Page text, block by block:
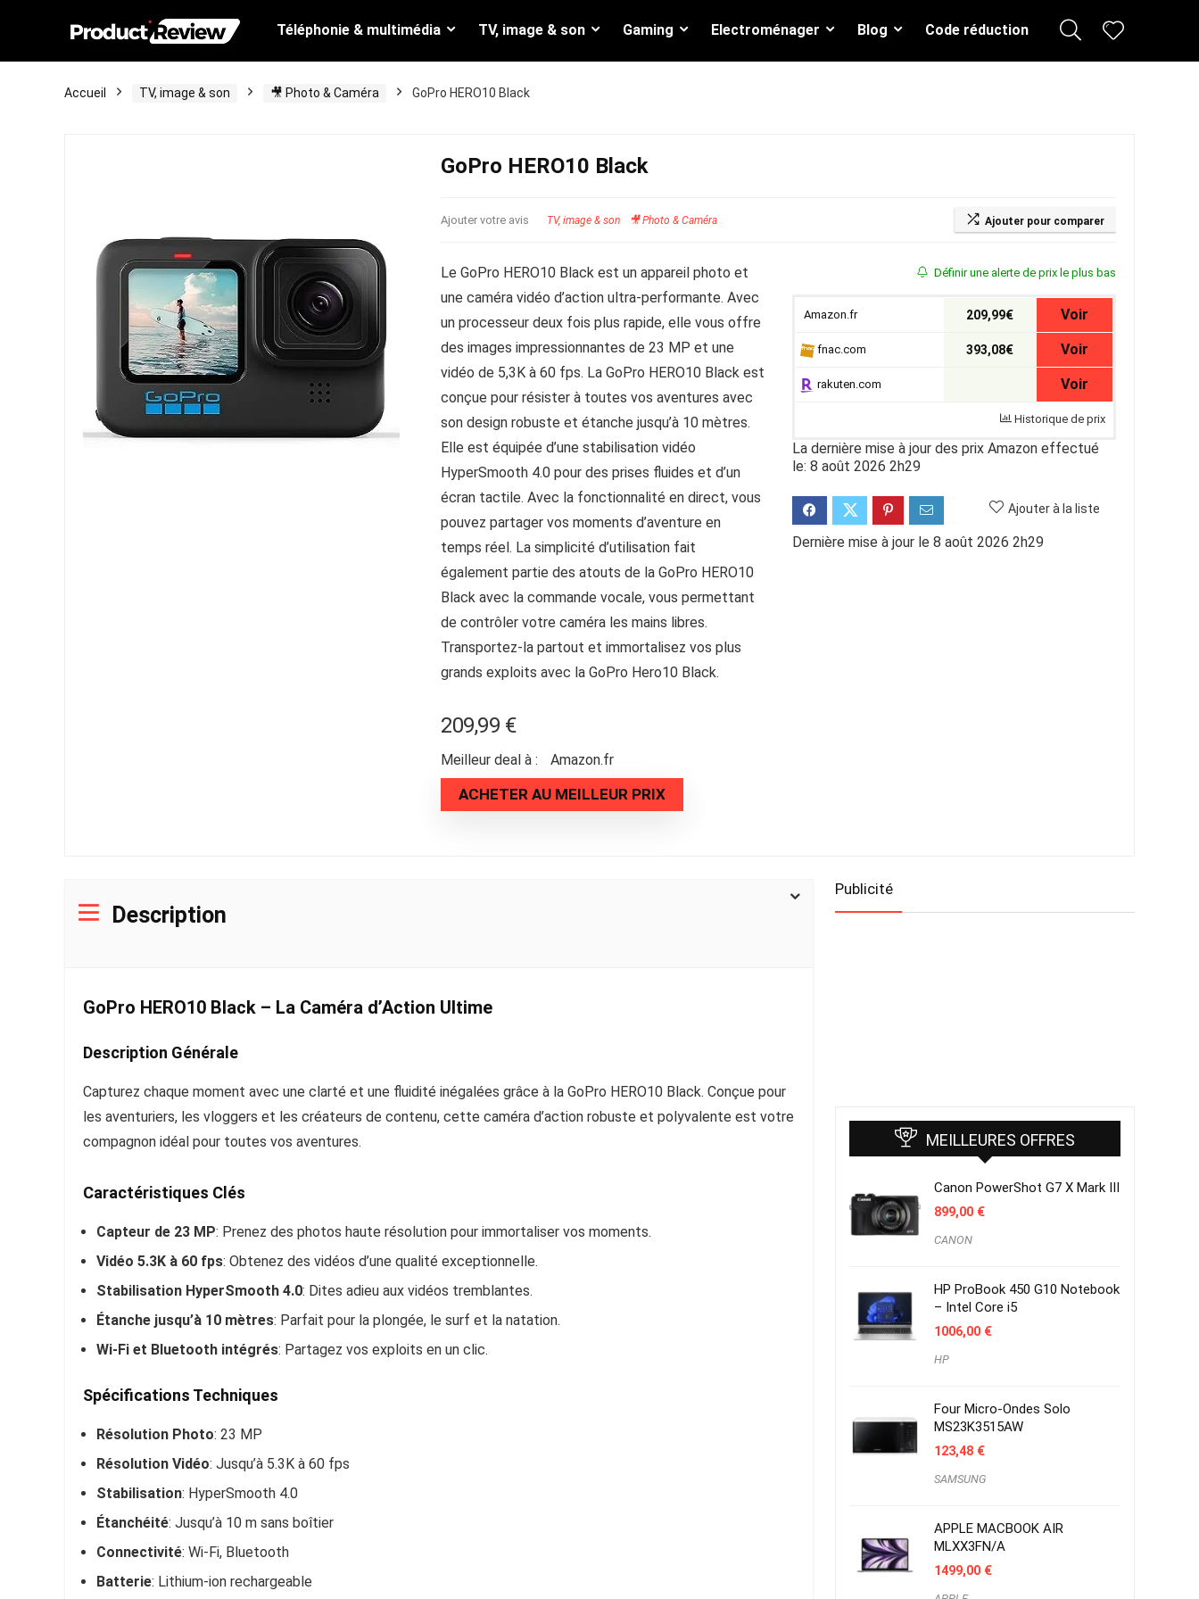
Téléphonie & multimédia TV, image & son Gaming Electroménager Blog Code réduction
Accueil TV, image & son 🎥 Photo & Caméra GoPro HERO10 Black
GoPro HERO10 Black
Ajouter votre avis TV, image & son 🎥 Photo & Caméra Ajouter pour comparer
Le GoPro HERO10 Black est un appareil photo et
une caméra vidéo d’action ultra-performante. Avec
un processeur deux fois plus rapide, elle vous offre
des images impressionnantes de 23 MP et une
vidéo de 5,3K à 60 fps. La GoPro HERO10 Black est
conçue pour résister à toutes vos aventures avec
son design robuste et étanche jusqu’à 10 mètres.
Elle est équipée d’une stabilisation vidéo
HyperSmooth 4.0 pour des prises fluides et d’un
écran tactile. Avec la fonctionnalité en direct, vous
pouvez partager vos moments d’aventure en
temps réel. La simplicité d’utilisation fait
également partie des atouts de la GoPro HERO10
Black avec la commande vocale, vous permettant
de contrôler votre caméra les mains libres.
Transportez-la partout et immortalisez vos plus
grands exploits avec la GoPro Hero10 Black.
209,99 €
Meilleur deal à : Amazon.fr
ACHETER AU MEILLEUR PRIX
Définir une alerte de prix le plus bas
Amazon.fr 209,99€ Voir
fnac.com 393,08€ Voir
rakuten.com Voir
Historique de prix
La dernière mise à jour des prix Amazon effectué
le: 8 août 2026 2h29
Ajouter à la liste
Dernière mise à jour le 8 août 2026 2h29
Description
GoPro HERO10 Black – La Caméra d’Action Ultime
Description Générale
Capturez chaque moment avec une clarté et une fluidité inégalées grâce à la GoPro HERO10 Black. Conçue pour
les aventuriers, les vloggers et les créateurs de contenu, cette caméra d’action robuste et polyvalente est votre
compagnon idéal pour toutes vos aventures.
Caractéristiques Clés
Capteur de 23 MP: Prenez des photos haute résolution pour immortaliser vos moments.
Vidéo 5.3K à 60 fps: Obtenez des vidéos d’une qualité exceptionnelle.
Stabilisation HyperSmooth 4.0: Dites adieu aux vidéos tremblantes.
Étanche jusqu’à 10 mètres: Parfait pour la plongée, le surf et la natation.
Wi-Fi et Bluetooth intégrés: Partagez vos exploits en un clic.
Spécifications Techniques
Résolution Photo: 23 MP
Résolution Vidéo: Jusqu’à 5.3K à 60 fps
Stabilisation: HyperSmooth 4.0
Étanchéité: Jusqu’à 10 m sans boîtier
Connectivité: Wi-Fi, Bluetooth
Batterie: Lithium-ion rechargeable
Publicité
MEILLEURES OFFRES
Canon PowerShot G7 X Mark III
899,00 €
CANON
HP ProBook 450 G10 Notebook
– Intel Core i5
1006,00 €
HP
Four Micro-Ondes Solo
MS23K3515AW
123,48 €
SAMSUNG
APPLE MACBOOK AIR
MLXX3FN/A
1499,00 €